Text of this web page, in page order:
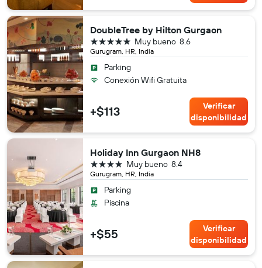
DoubleTree by Hilton Gurgaon
Gurugram, HR, India
8.6
Muy bueno
5 estrellas
Parking
Conexión Wifi Gratuita
+$113
Verificar
disponibilidad
Holiday Inn Gurgaon NH8
Gurugram, HR, India
8.4
Muy bueno
4 estrellas
Parking
Piscina
+$55
Verificar
disponibilidad